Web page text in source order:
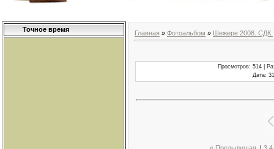
Точное время Главная » Фотоальбом » Шежере 2008. СДК.
Просмотров: 514 |
Дата: